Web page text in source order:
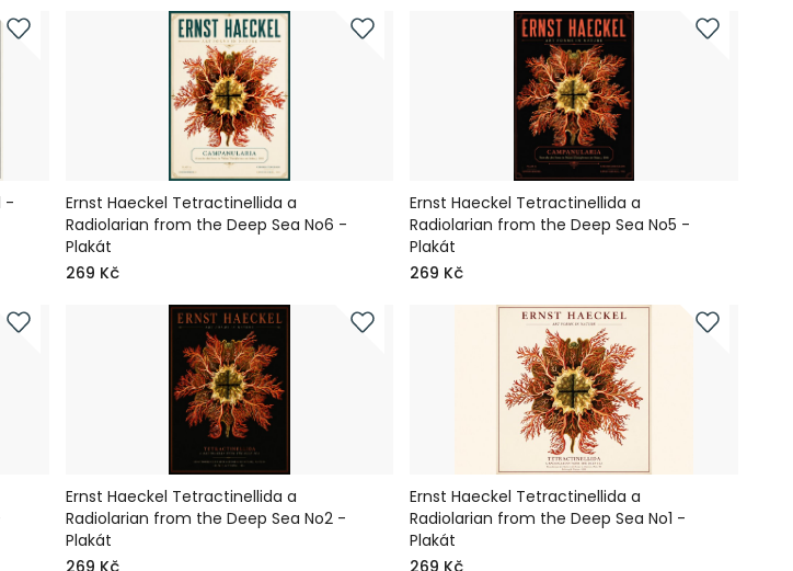
-
Ernst Haeckel Tetractinellida a
Radiolarian from the Deep Sea No6 -
Plakát
269 Kč
Ernst Haeckel Tetractinellida a
Radiolarian from the Deep Sea No5 -
Plakát
269 Kč
Ernst Haeckel Tetractinellida a
Radiolarian from the Deep Sea No2 -
Plakát
Ernst Haeckel Tetractinellida a
Radiolarian from the Deep Sea No1 -
Plakát